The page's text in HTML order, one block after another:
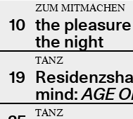
10
ZUM MITMACHEN
the
the night
19
TANZ
mind:AGE
TANZ